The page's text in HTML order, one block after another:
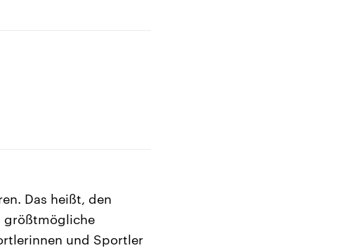
Das heißt, den
größtmögliche
und Sportler